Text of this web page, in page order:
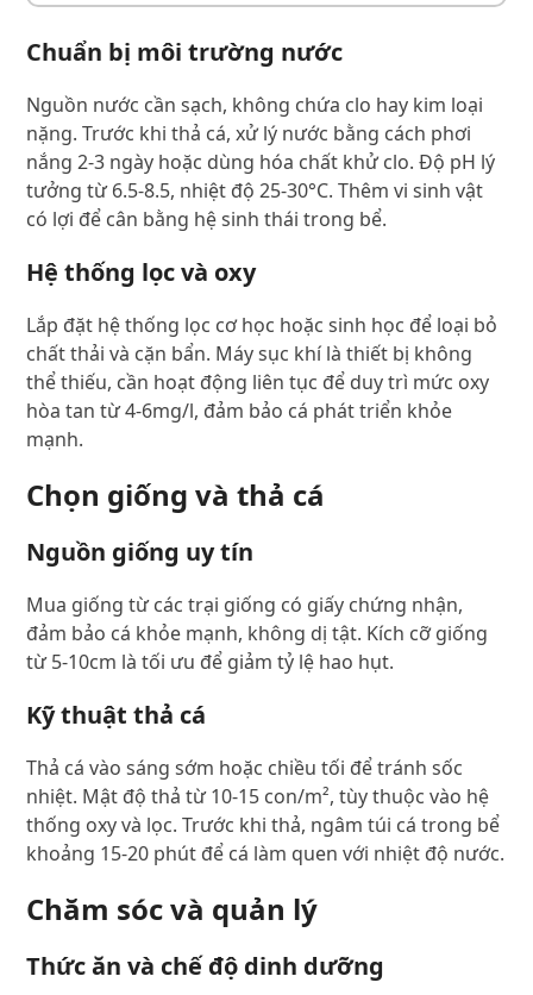
Chuẩn bị môi trường nước
Nguồn nước cần sạch, không chứa clo hay kim loại
nặng. Trước khi thả cá, xử lý nước bằng cách phơi
nắng 2-3 ngày hoặc dùng hóa chất khử clo. Độ pH lý
tưởng từ 6.5-8.5, nhiệt độ 25-30°C. Thêm vi sinh vật
có lợi để cân bằng hệ sinh thái trong bể.
Hệ thống lọc và oxy
Lắp đặt hệ thống lọc cơ học hoặc sinh học để loại bỏ
chất thải và cặn bẩn. Máy sục khí là thiết bị không
thể thiếu, cần hoạt động liên tục để duy trì mức oxy
hòa tan từ 4-6mg/l, đảm bảo cá phát triển khỏe
mạnh.
Chọn giống và thả cá
Nguồn giống uy tín
Mua giống từ các trại giống có giấy chứng nhận,
đảm bảo cá khỏe mạnh, không dị tật. Kích cỡ giống
từ 5-10cm là tối ưu để giảm tỷ lệ hao hụt.
Kỹ thuật thả cá
Thả cá vào sáng sớm hoặc chiều tối để tránh sốc
nhiệt. Mật độ thả từ 10-15 con/m², tùy thuộc vào hệ
thống oxy và lọc. Trước khi thả, ngâm túi cá trong bể
khoảng 15-20 phút để cá làm quen với nhiệt độ nước.
Chăm sóc và quản lý
Thức ăn và chế độ dinh dưỡng